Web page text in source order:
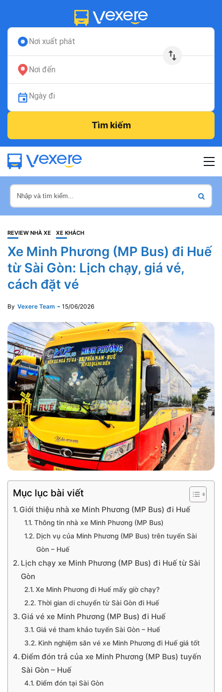
Nơi xuất phát
Nơi đến
Ngày đi
Tìm kiếm
REVIEW NHÀ XE XE KHÁCH
Xe Minh Phương (MP Bus) đi Huế
từ Sài Gòn: Lịch chạy, giá vé,
cách đặt vé
By Vexere Team 15/06/2026
Mục lục bài viết
Giới thiệu nhà xe Minh Phương (MP Bus) đi Huế
Thông tin nhà xe Minh Phương (MP Bus)
Dịch vụ của Minh Phương (MP Bus) trên tuyến Sài
Gòn – Huế
Lịch chạy xe Minh Phương (MP Bus) đi Huế từ Sài
Gòn
Xe Minh Phương đi Huế mấy giờ chạy?
Thời gian di chuyển từ Sài Gòn đi Huế
Giá vé xe Minh Phương (MP Bus) đi Huế
Giá vé tham khảo tuyến Sài Gòn – Huế
Kinh nghiệm săn vé xe Minh Phương đi Huế giá tốt
Điểm đón trả của xe Minh Phương (MP Bus) tuyến
Sài Gòn – Huế
Điểm đón tại Sài Gòn